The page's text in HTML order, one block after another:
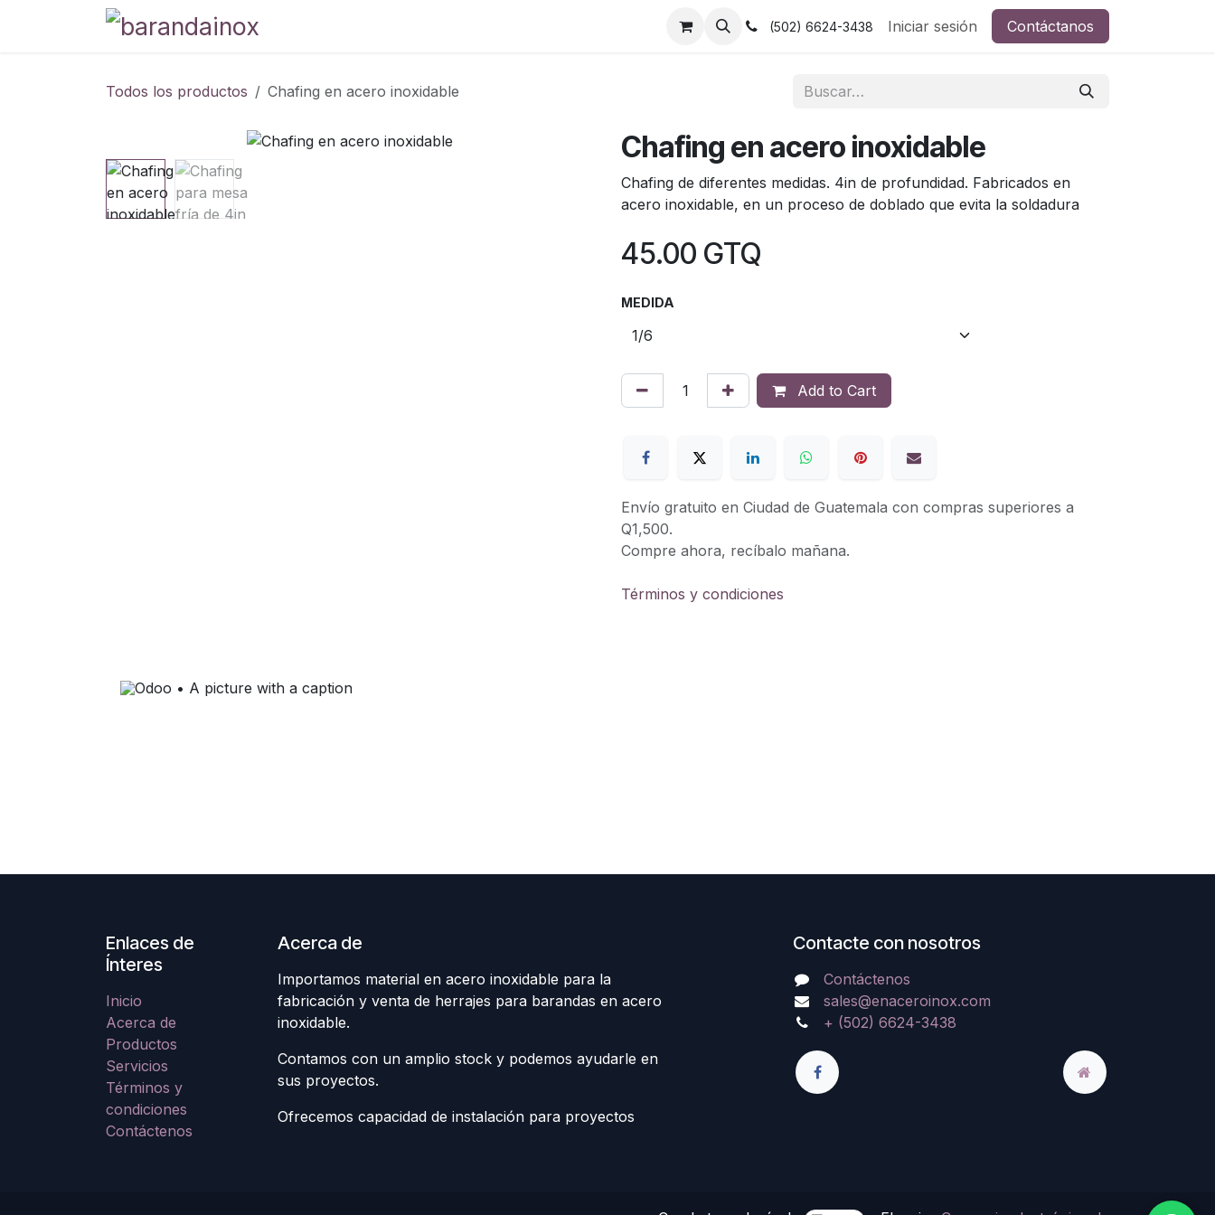
Herrajes y postes Empleos (502) 6624-3438 Iniciar sesión Contáctanos
Todos los productos Chafing en acero inoxidable
Chafing en acero inoxidable
Chafing de diferentes medidas. 4in de profundidad. Fabricados en
acero inoxidable, en un proceso de doblado que evita la soldadura
45.00 GTQ
MEDIDA
Add to Cart
Envío gratuito en Ciudad de Guatemala con compras superiores a
Q1,500.
Compre ahora, recíbalo mañana.
Términos y condiciones
Enlaces de
Ínteres
Inicio
Acerca de
Productos
Servicios
Términos y
condiciones
Contáctenos
Acerca de
Importamos material en acero inoxidable para la
fabricación y venta de herrajes para barandas en acero
inoxidable.
Contamos con un amplio stock y podemos ayudarle en
sus proyectos.
Ofrecemos capacidad de instalación para proyectos
Contacte con nosotros
Contáctenos
sales@enaceroinox.com
+ (502) 6624-3438